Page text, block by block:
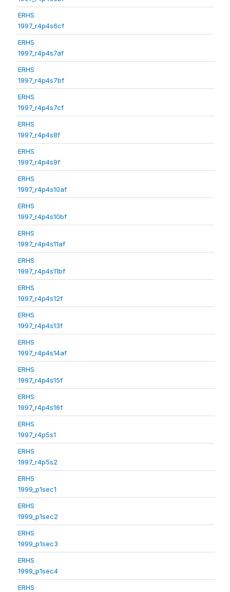
ERHS
1997_r4p4s6cf
ERHS
1997_r4p4s7af
ERHS
1997_r4p4s7bf
ERHS
1997_r4p4s7cf
ERHS
1997_r4p4s8f
ERHS
1997_r4p4s9f
ERHS
1997_r4p4s10af
ERHS
1997_r4p4s10bf
ERHS
1997_r4p4s11af
ERHS
1997_r4p4s11bf
ERHS
1997_r4p4s12f
ERHS
1997_r4p4s13f
ERHS
1997_r4p4s14af
ERHS
1997_r4p4s15f
ERHS
1997_r4p4s16f
ERHS
1997_r4p5s1
ERHS
1997_r4p5s2
ERHS
1999_p1sec1
ERHS
1999_p1sec2
ERHS
1999_p1sec3
ERHS
1999_p1sec4
ERHS